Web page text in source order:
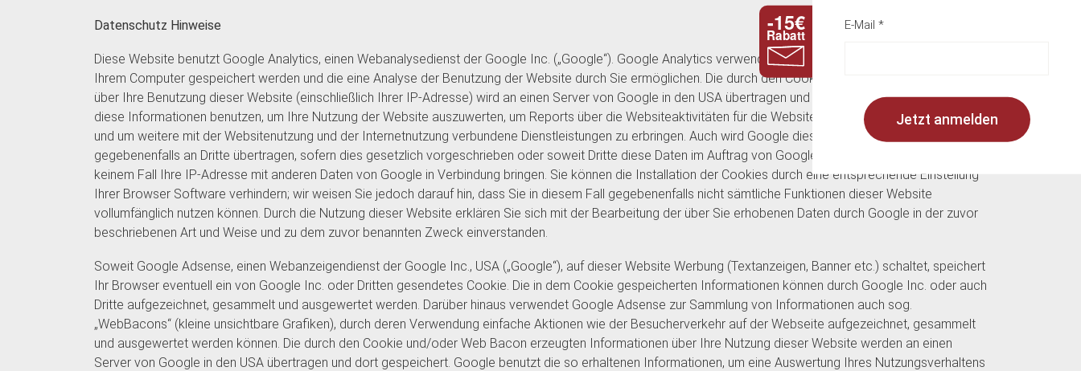
-15€
Rabatt
E-Mail *
Jetzt anmelden
Datenschutz Hinweise
Diese Website benutzt Google Analytics, einen Webanalysedienst der Google Inc. („Google“). Google Analytics verwendet sog. „Cookies“, Textdateien, die auf
Ihrem Computer gespeichert werden und die eine Analyse der Benutzung der Website durch Sie ermöglichen. Die durch den Cookie erzeugten Informationen
über Ihre Benutzung dieser Website (einschließlich Ihrer IP-Adresse) wird an einen Server von Google in den USA übertragen und dort gespeichert. Google wird
diese Informationen benutzen, um Ihre Nutzung der Website auszuwerten, um Reports über die Websiteaktivitäten für die Websitebetreiber zusammenzustellen
und um weitere mit der Websitenutzung und der Internetnutzung verbundene Dienstleistungen zu erbringen. Auch wird Google diese Informationen
gegebenenfalls an Dritte übertragen, sofern dies gesetzlich vorgeschrieben oder soweit Dritte diese Daten im Auftrag von Google verarbeiten. Google wird in
keinem Fall Ihre IP-Adresse mit anderen Daten von Google in Verbindung bringen. Sie können die Installation der Cookies durch eine entsprechende Einstellung
Ihrer Browser Software verhindern; wir weisen Sie jedoch darauf hin, dass Sie in diesem Fall gegebenenfalls nicht sämtliche Funktionen dieser Website
vollumfänglich nutzen können. Durch die Nutzung dieser Website erklären Sie sich mit der Bearbeitung der über Sie erhobenen Daten durch Google in der zuvor
beschriebenen Art und Weise und zu dem zuvor benannten Zweck einverstanden.
Soweit Google Adsense, einen Webanzeigendienst der Google Inc., USA („Google“), auf dieser Website Werbung (Textanzeigen, Banner etc.) schaltet, speichert
Ihr Browser eventuell ein von Google Inc. oder Dritten gesendetes Cookie. Die in dem Cookie gespeicherten Informationen können durch Google Inc. oder auch
Dritte aufgezeichnet, gesammelt und ausgewertet werden. Darüber hinaus verwendet Google Adsense zur Sammlung von Informationen auch sog.
„WebBacons“ (kleine unsichtbare Grafiken), durch deren Verwendung einfache Aktionen wie der Besucherverkehr auf der Webseite aufgezeichnet, gesammelt
und ausgewertet werden können. Die durch den Cookie und/oder Web Bacon erzeugten Informationen über Ihre Nutzung dieser Website werden an einen
Server von Google in den USA übertragen und dort gespeichert. Google benutzt die so erhaltenen Informationen, um eine Auswertung Ihres Nutzungsverhaltens